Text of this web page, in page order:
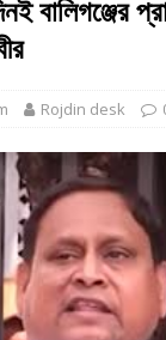
বালিগঞ্জের
Rojdin desk